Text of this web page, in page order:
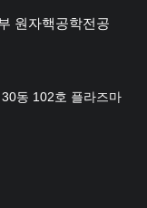
원자핵공학전공
동 102호 플라즈마